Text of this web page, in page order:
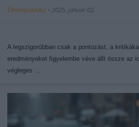
Élményvadász • 2025. január 02.
A legszigorúbban csak a pontozást, a
eredményeket figyelembe véve állt össze az
végleges ...